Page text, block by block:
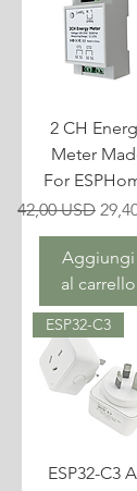
2 CH
Meter
For
Prezzo regolare
42,00 USD
Aggiungi
al carrello
ESP32-C3
ESP32-C3